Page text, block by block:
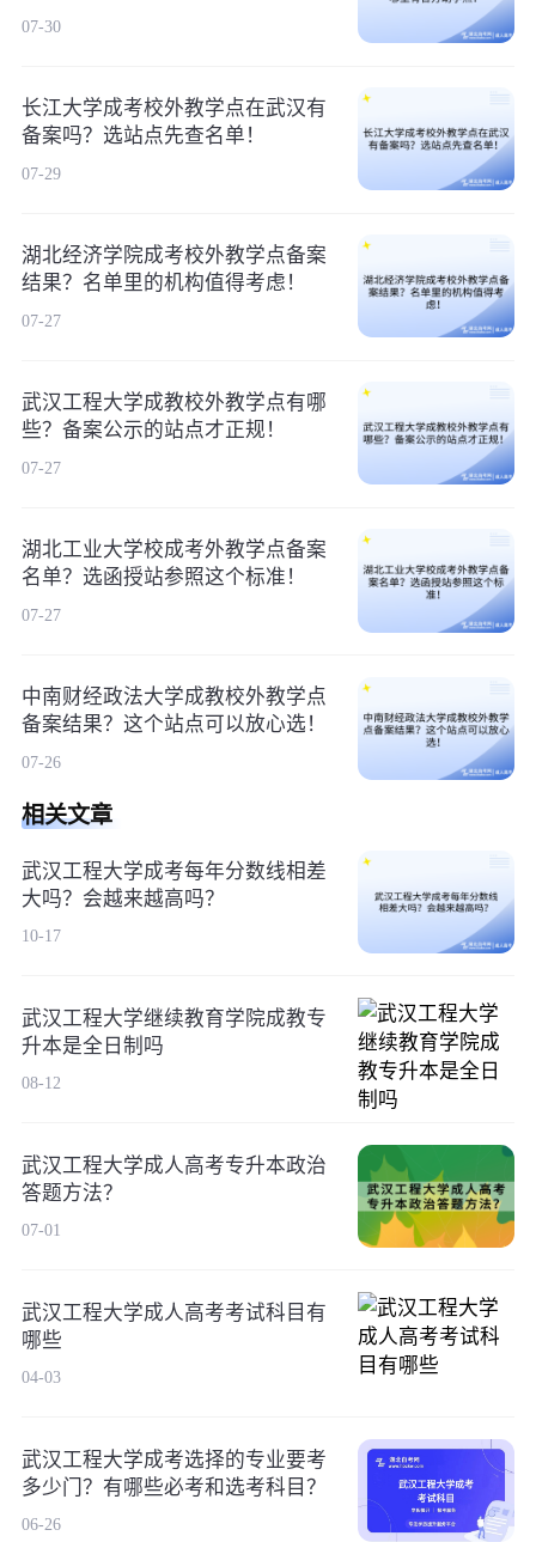
07-30
长江大学成考校外教学点在武汉有
备案吗？选站点先查名单！
07-29
湖北经济学院成考校外教学点备案
结果？名单里的机构值得考虑！
07-27
武汉工程大学成教校外教学点有哪
些？备案公示的站点才正规！
07-27
湖北工业大学校成考外教学点备案
名单？选函授站参照这个标准！
07-27
中南财经政法大学成教校外教学点
备案结果？这个站点可以放心选！
07-26
相关文章
武汉工程大学成考每年分数线相差
大吗？会越来越高吗？
10-17
武汉工程大学继续教育学院成教专
升本是全日制吗
08-12
武汉工程大学成人高考专升本政治
答题方法？
07-01
武汉工程大学成人高考考试科目有
哪些
04-03
武汉工程大学成考选择的专业要考
多少门？有哪些必考和选考科目？
06-26